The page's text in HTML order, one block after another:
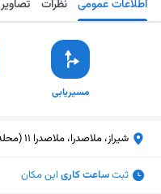
مسیریابی ذخیره اطلاعات عمومی نظرات تصاویر
مسیریابی
شیراز، ملاصدرا، ملاصدرا 11 (محله‌ی فلسطین)
ثبتساعت کاری این مکان